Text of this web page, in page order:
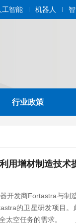
工智能 机器人
行业政策
用增材制造技术
开发商Fortastra与制
的卫星研发项目
太空任务的需求。